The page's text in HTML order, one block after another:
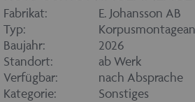
Fabrikat:
E. Johansson AB
Typ:
Baujahr:
2026
Standort:
ab Werk
Verfügbar:
nach Absprache
Kategorie:
Sonstiges